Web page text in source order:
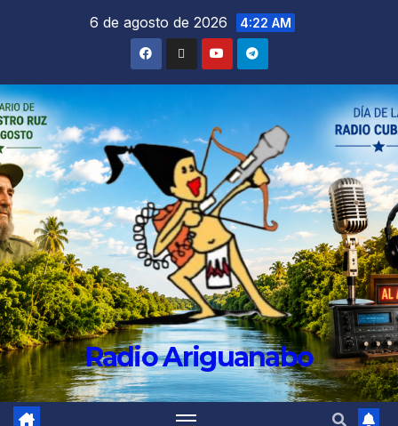
6 de agosto de 2026 4:22 AM
Radio Ariguanabo